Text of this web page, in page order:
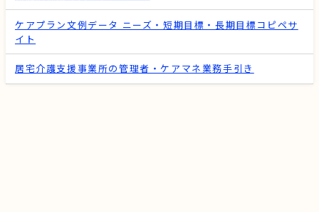
ケアプラン文例データ ニーズ・短期目標・長期目標コピペサ
イト
居宅介護支援事業所の管理者・ケアマネ業務手引き